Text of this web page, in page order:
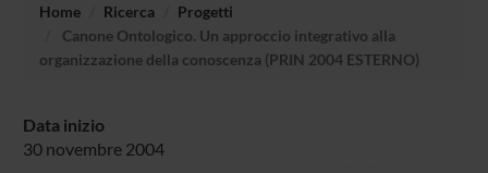
Home Ricerca
Progetti
Canone Ontologico. Un approccio integrativo alla
organizzazione della conoscenza (PRIN 2004 ESTERNO)
Data inizio
30 novembre 2004